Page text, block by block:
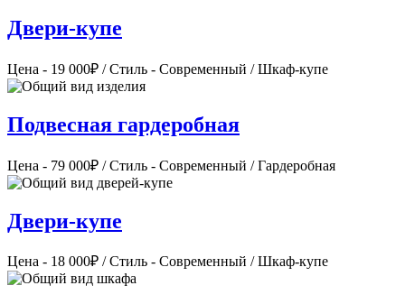
Двери-купе
Цена - 19 000₽ / Стиль - Современный / Шкаф-купе
Подвесная гардеробная
Цена - 79 000₽ / Стиль - Современный / Гардеробная
Двери-купе
Цена - 18 000₽ / Стиль - Современный / Шкаф-купе